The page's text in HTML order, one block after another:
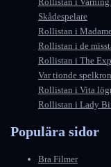
Skådespelare
Rollistan i
Rollistan i de
Rollistan i The
Var tionde
Rollistan i Vita
Rollistan i Lady
Populära sidor
Bra Filmer